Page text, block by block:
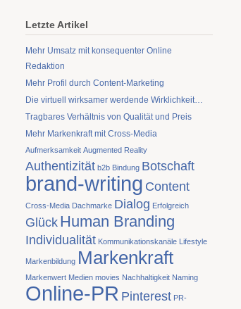
Letzte Artikel
Mehr Umsatz mit konsequenter Online
Redaktion
Mehr Profil durch Content-Marketing
Die virtuell wirksamer werdende Wirklichkeit…
Tragbares Verhältnis von Qualität und Preis
Mehr Markenkraft mit Cross-Media
Aufmerksamkeit Augmented Reality
Authentizität b2b Bindung Botschaft
brand-writing Content
Cross-Media Dachmarke Dialog Erfolgreich
Glück Human Branding
Individualität Kommunikationskanäle Lifestyle
Markenbildung Markenkraft
Markenwert Medien movies Nachhaltigkeit Naming
Online-PR Pinterest PR-